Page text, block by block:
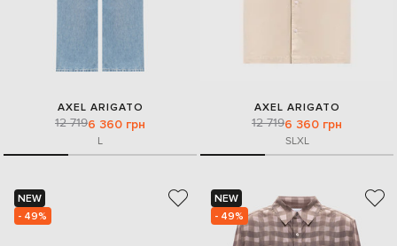
AXEL ARIGATO
12 7196 360 грн
L
AXEL ARIGATO
12 7196 360 грн
SLXL
NEW
- 49%
NEW
- 49%